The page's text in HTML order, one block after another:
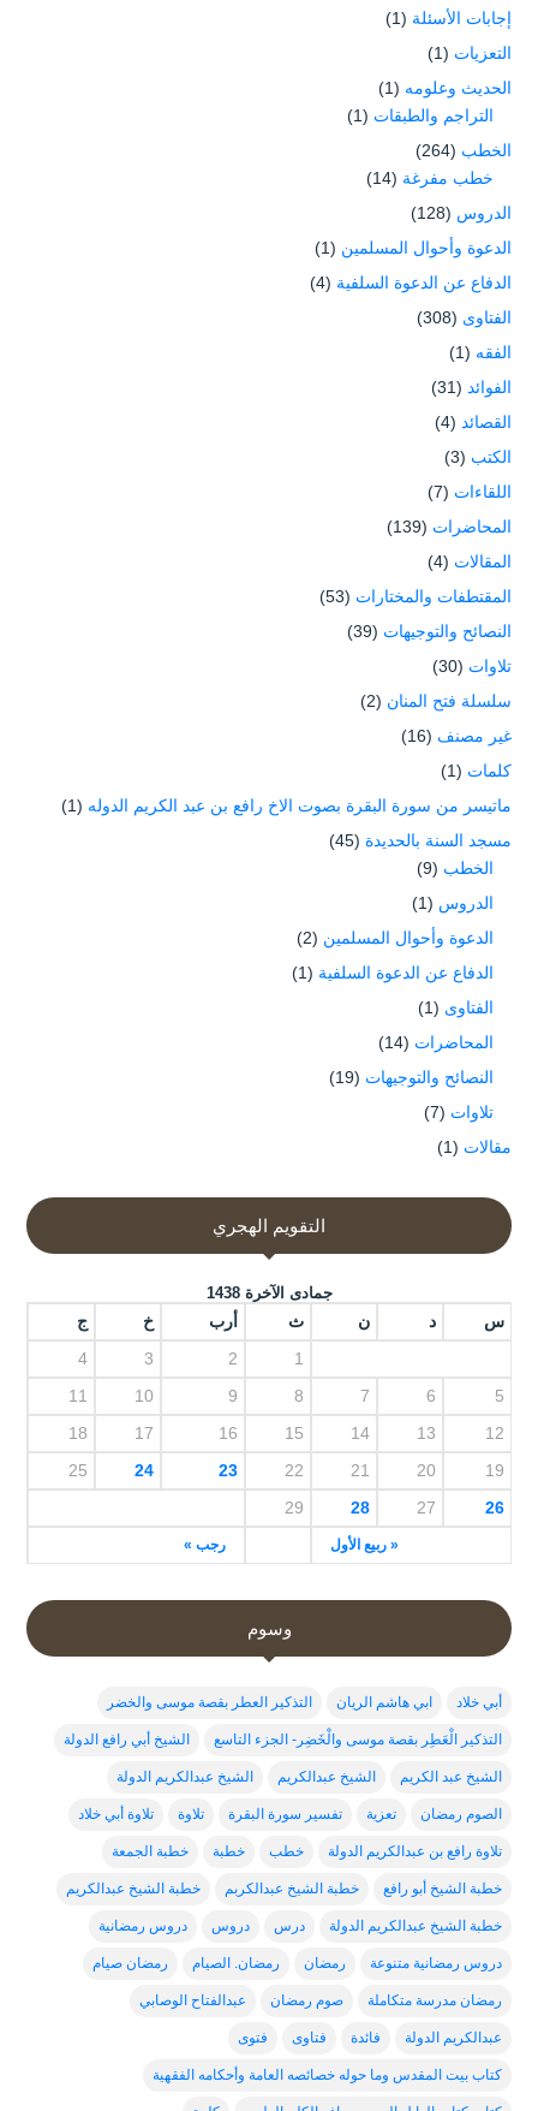
إجابات الأسئلة (1)
التعزيات (1)
الحديث وعلومه (1)
التراجم والطبقات (1)
الخطب (264)
خطب مفرغة (14)
الدروس (128)
الدعوة وأحوال المسلمين (1)
الدفاع عن الدعوة السلفية (4)
الفتاوى (308)
الفقه (1)
الفوائد (31)
القصائد (4)
الكتب (3)
اللقاءات (7)
المحاضرات (139)
المقالات (4)
المقتطفات والمختارات (53)
النصائح والتوجيهات (39)
تلاوات (30)
سلسلة فتح المنان (2)
غير مصنف (16)
كلمات (1)
ماتيسر من سورة البقرة بصوت الاخ رافع بن عبد الكريم الدوله (1)
مسجد السنة بالحديدة (45)
الخطب (9)
الدروس (1)
الدعوة وأحوال المسلمين (2)
الدفاع عن الدعوة السلفية (1)
الفتاوى (1)
المحاضرات (14)
النصائح والتوجيهات (19)
تلاوات (7)
مقالات (1)
التقويم الهجري
جمادى الآخرة 1438
س د ن ث أرب خ ج
« ربيع الأول رجب »
1
2
3
4
5
6
7
8
9
10
11
12
13
14
15
16
17
18
19
20
21
22
23
24
25
26
27
28
29
وسوم
أبي خلاد ابي هاشم الريان التذكير العطر بقصة موسى والخضر
التذكير الْعَطِر بقصة موسى والْخَضِر- الجزء التاسع الشيخ أبي رافع الدولة
الشيخ عبد الكريم الشيخ عبدالكريم الشيخ عبدالكريم الدولة
الصوم رمضان تعزية تفسير سورة البقرة تلاوة تلاوة أبي خلاد
تلاوة رافع بن عبدالكريم الدولة خطب خطبة خطبة الجمعة
خطبة الشيخ أبو رافع خطبة الشيخ عبدالكربم خطبة الشيخ عبدالكريم
خطبة الشيخ عبدالكريم الدولة درس دروس دروس رمضانية
دروس رمضانية متنوعة رمضان رمضان. الصيام رمضان صيام
رمضان مدرسة متكاملة صوم رمضان عبدالفتاح الوصابي
عبدالكريم الدولة فائدة فتاوى فتوى
كتاب بيت المقدس وما حوله خصائصه العامة وأحكامه الفقهية